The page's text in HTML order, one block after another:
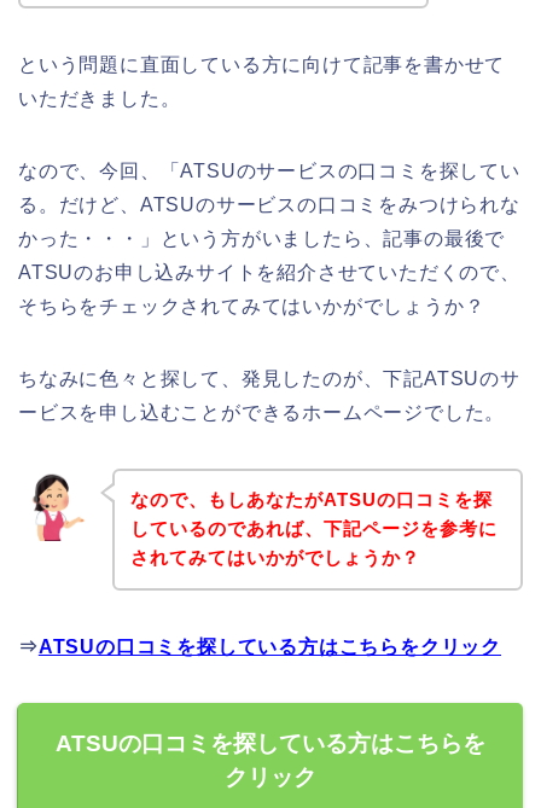
という問題に直面している方に向けて記事を書かせて
いただきました。
なので、今回、「ATSUのサービスの口コミを探してい
る。だけど、ATSUのサービスの口コミをみつけられな
かった・・・」という方がいましたら、記事の最後で
ATSUのお申し込みサイトを紹介させていただくので、
そちらをチェックされてみてはいかがでしょうか？
ちなみに色々と探して、発見したのが、下記ATSUのサ
ービスを申し込むことができるホームページでした。
なので、もしあなたがATSUの口コミを探
しているのであれば、下記ページを参考に
されてみてはいかがでしょうか？
⇒ATSUの口コミを探している方はこちらをクリック
ATSUの口コミを探している方はこちらを
クリック